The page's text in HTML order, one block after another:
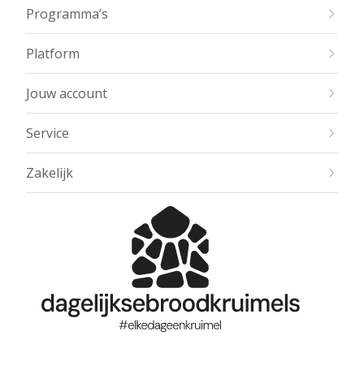
Programma’s
Platform
Jouw account
Service
Zakelijk